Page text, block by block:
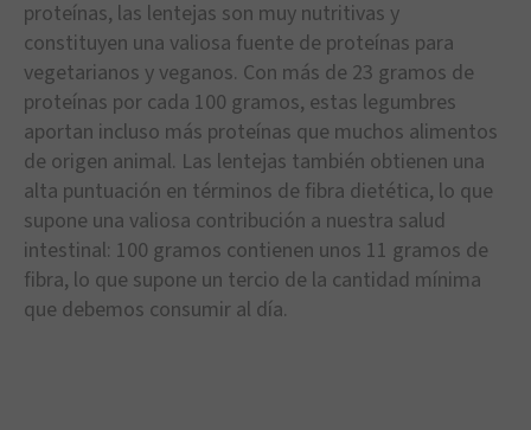
proteínas, las lentejas son muy nutritivas y
constituyen una valiosa fuente de proteínas para
vegetarianos y veganos. Con más de 23 gramos de
proteínas por cada 100 gramos, estas legumbres
aportan incluso más proteínas que muchos alimentos
de origen animal. Las lentejas también obtienen una
alta puntuación en términos de fibra dietética, lo que
supone una valiosa contribución a nuestra salud
intestinal: 100 gramos contienen unos 11 gramos de
fibra, lo que supone un tercio de la cantidad mínima
que debemos consumir al día.